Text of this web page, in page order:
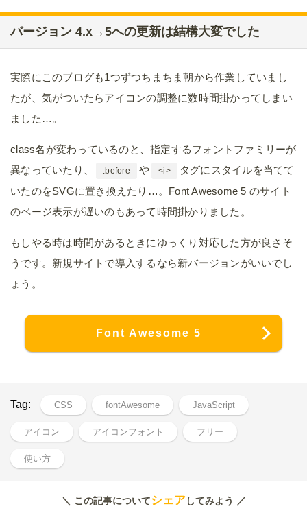
バージョン 4.x→5への更新は結構大変でした
実際にこのブログも1つずつちまちま朝から作業していまし
たが、気がついたらアイコンの調整に数時間掛かってしまい
ました…。
class名が変わっているのと、指定するフォントファミリーが
異なっていたり、
:before や <i>
タグにスタイルを当てて
いたのをSVGに置き換えたり…。Font Awesome 5 のサイト
のページ表示が遅いのもあって時間掛かりました。
もしやる時は時間があるときにゆっくり対応した方が良さそ
うです。新規サイトで導入するなら新バージョンがいいでし
ょう。
Font Awesome 5
Tag: CSS fontAwesome JavaScript
アイコン アイコンフォント フリー
使い方
＼ この記事についてシェアしてみよう ／